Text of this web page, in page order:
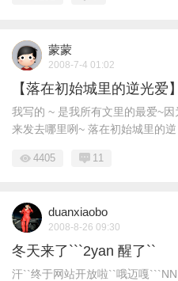
蒙蒙
2008-7-4 01:02
【落在初始城里的逆光爱
我写的 ~ 是我所有文里的最爱~
来发去哪里咧~ 落在初始城里的逆
4405 11
duanxiaobo
2008-8-26 09:30
冬天来了```2yan 醒了``
汗``终于网站开放啦``哦迈嘎